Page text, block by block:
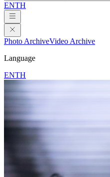
ENTH
Photo ArchiveVideo Archive
Language
ENTH